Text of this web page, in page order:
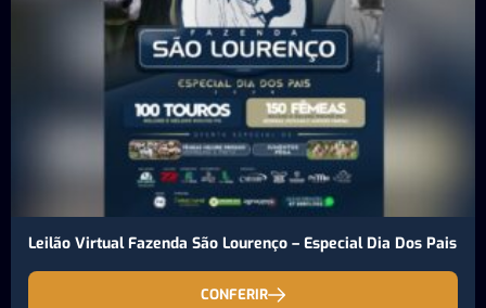
Leilão Virtual Fazenda São Lourenço – Especial Dia Dos Pais
CONFERIR